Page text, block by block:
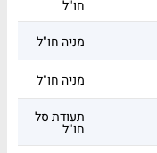
חו"ל
מניה חו"ל
מניה חו"ל
תעודת סל
חו"ל